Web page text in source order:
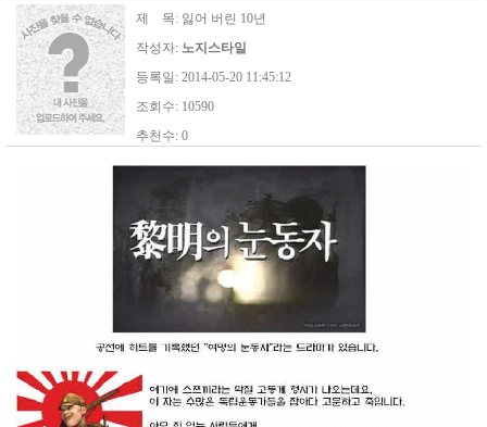
제 목: 잃어 버린 10년
작성자: 노지스타일
등록일: 2014-05-20 11:45:12
조회수: 10590
추천수: 0